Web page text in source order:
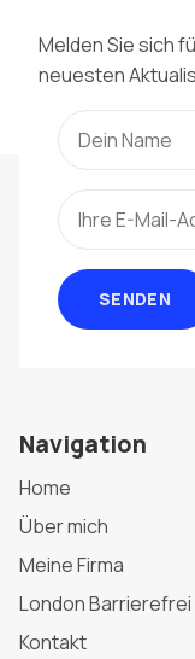
Melden Sie sich
neuesten
SENDEN
Navigation
Home
Über mich
Meine Firma
London Barrierefrei
Kontakt